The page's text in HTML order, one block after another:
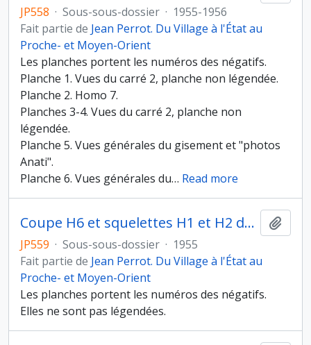
JP558 · Sous-sous-dossier · 1955-1956
Fait partie de Jean Perrot. Du Village à l'État au
Proche- et Moyen-Orient
Les planches portent les numéros des négatifs.
Planche 1. Vues du carré 2, planche non légendée.
Planche 2. Homo 7.
Planches 3-4. Vues du carré 2, planche non
légendée.
Planche 5. Vues générales du gisement et "photos
Anati".
Planche 6. Vues générales du… Read more
Coupe H6 et squelettes H1 et H2 dans la coupe
JP559 · Sous-sous-dossier · 1955
Fait partie de Jean Perrot. Du Village à l'État au
Proche- et Moyen-Orient
Les planches portent les numéros des négatifs.
Elles ne sont pas légendées.